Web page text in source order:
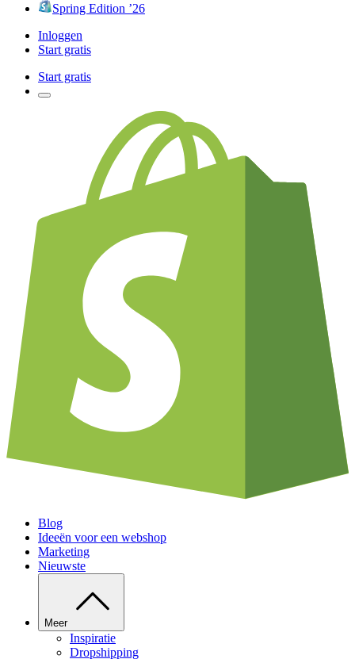
Spring Edition ’26
Inloggen
Start gratis
Start gratis
Blog
Ideeën voor een webshop
Marketing
Nieuwste
Meer
Inspiratie
Dropshipping